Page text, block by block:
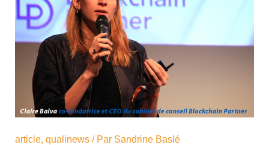
article,qualinews / Par Sandrine Baslé